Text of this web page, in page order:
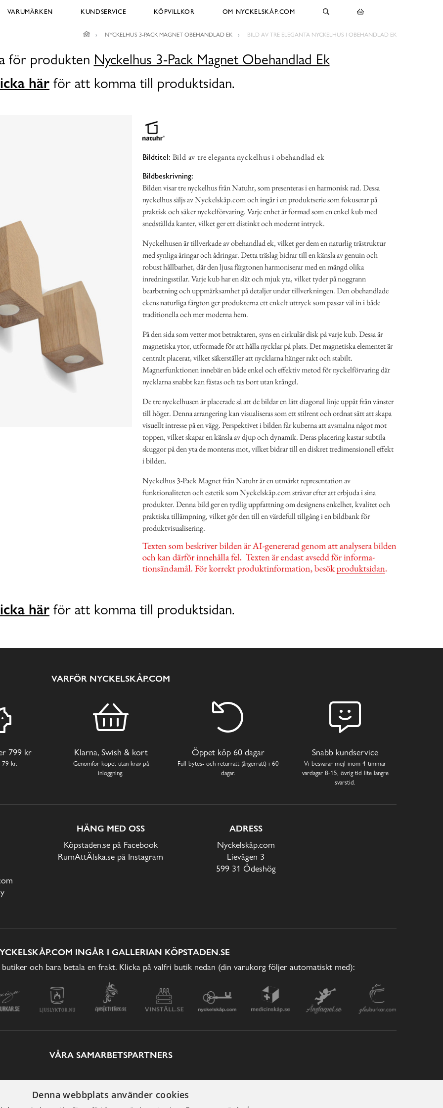
VARUMÄRKEN KUNDSERVICE KÖPVILLKOR OM NYCKELSKÅP.COM
NYCKELHUS 3-PACK MAGNET OBEHANDLAD EK BILD AV TRE ELEGANTA NYCKELHUS I OBEHANDLAD EK
för produkten Nyckelhus 3-Pack Magnet Obehandlad Ek
här för att komma till produktsidan.
Bildtitel: Bild av tre eleganta nyckelhus i obehandlad ek
Bildbeskrivning:
Bilden visar tre nyckelhus från Natuhr, som presenteras i en harmonisk rad. Dessa
nyckelhus säljs av Nyckelskåp.com och ingår i en produktserie som fokuserar på
praktisk och säker nyckelförvaring. Varje enhet är formad som en enkel kub med
snedställda kanter, vilket ger ett distinkt och modernt intryck.
Nyckelhusen är tillverkade av obehandlad ek, vilket ger dem en naturlig trästruktur
med synliga åringar och ådringar. Detta träslag bidrar till en känsla av genuin och
robust hållbarhet, där den ljusa färgtonen harmoniserar med en mängd olika
inredningsstilar. Varje kub har en slät och mjuk yta, vilket tyder på noggrann
bearbetning och uppmärksamhet på detaljer under tillverkningen. Den obehandlade
ekens naturliga färgton ger produkterna ett enkelt uttryck som passar väl in i både
traditionella och mer moderna hem.
På den sida som vetter mot betraktaren, syns en cirkulär disk på varje kub. Dessa är
magnetiska ytor, utformade för att hålla nycklar på plats. Det magnetiska elementet är
centralt placerat, vilket säkerställer att nycklarna hänger rakt och stabilt.
Magnerfunktionen innebär en både enkel och effektiv metod för nyckelförvaring där
nycklarna snabbt kan fästas och tas bort utan krångel.
De tre nyckelhusen är placerade så att de bildar en lätt diagonal linje uppåt från vänster
till höger. Denna arrangering kan visualiseras som ett stilrent och ordnat sätt att skapa
visuellt intresse på en vägg. Perspektivet i bilden får kuberna att avsmalna något mot
toppen, vilket skapar en känsla av djup och dynamik. Deras placering kastar subtila
skuggor på den yta de monteras mot, vilket bidrar till en diskret tredimensionell effekt
i bilden.
Nyckelhus 3-Pack Magnet från Natuhr är en utmärkt representation av
funktionaliteten och estetik som Nyckelskåp.com strävar efter att erbjuda i sina
produkter. Denna bild ger en tydlig uppfattning om designens enkelhet, kvalitet och
praktiska tillämpning, vilket gör den till en värdefull tillgång i en bildbank för
produktvisualisering.
här för att komma till produktsidan.
VARFÖR NYCKELSKÅP.COM
799 kr
79 kr.
Klarna, Swish & kort
Genomför köpet utan krav på
inloggning.
Öppet köp 60 dagar
Full bytes- och returrätt (ångerrätt) i 60
dagar.
Snabb kundservice
Vi besvarar mejl inom 4 timmar
vardagar 8-15, övrig tid lite längre
svarstid.
HÄNG MED OSS
Köpstaden.se på Facebook
RumAttÄlska.se på Instagram
ADRESS
Nyckelskåp.com
Lievägen 3
599 31 Ödeshög
INGÅR I GALLERIAN KÖPSTADEN.SE
och bara betala en frakt. Klicka på valfri butik nedan (din varukorg följer automatiskt med):
VÅRA SAMARBETSPARTNERS
Denna webbplats använder cookies